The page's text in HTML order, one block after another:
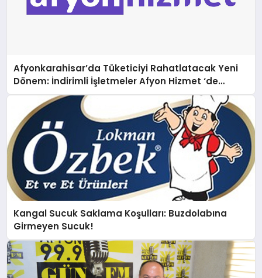
Afyonkarahisar’da Tüketiciyi Rahatlatacak Yeni
Dönem: İndirimli İşletmeler Afyon Hizmet ‘de
buluşuyor
Kangal Sucuk Saklama Koşulları: Buzdolabına
Girmeyen Sucuk!